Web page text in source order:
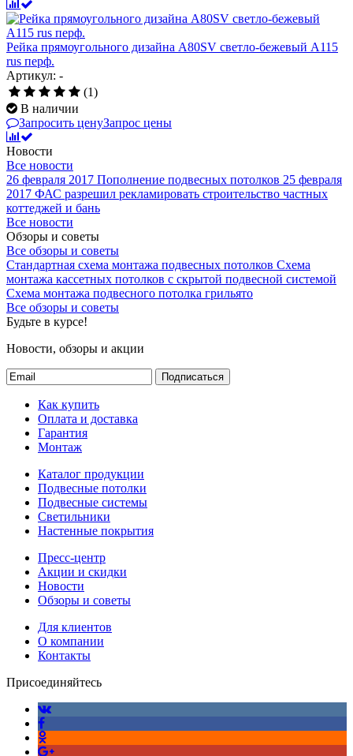
Рейка прямоугольного дизайна A80SV светло-бежевый А115
rus перф.
Артикул: -
(1)
В наличии
Запросить ценуЗапрос цены
Новости
Все новости
26 февраля 2017 Пополнение подвесных потолков 25 февраля
2017 ФАС разрешил рекламировать строительство частных
коттеджей и бань
Все новости
Обзоры и советы
Все обзоры и советы
Стандартная схема монтажа подвесных потолков Схема
монтажа кассетных потолков с скрытой подвесной системой
Схема монтажа подвесного потолка грильято
Все обзоры и советы
Будьте в курсе!
Новости, обзоры и акции
Подписаться
Как купить
Оплата и доставка
Гарантия
Монтаж
Каталог продукции
Подвесные потолки
Подвесные системы
Светильники
Настенные покрытия
Пресс-центр
Акции и скидки
Новости
Обзоры и советы
Для клиентов
О компании
Контакты
Присоединяйтесь